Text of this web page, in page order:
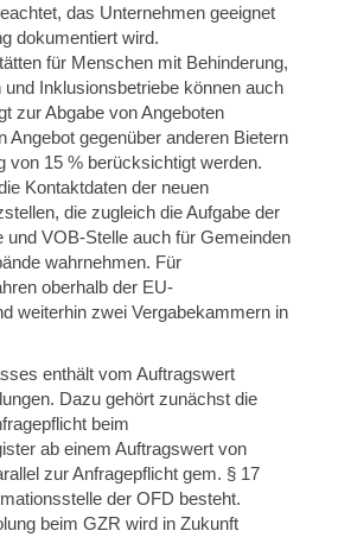
das Unternehmen geeignet
dokumentiert wird.
für Menschen mit Behinderung,
Inklusionsbetriebe können auch
zur Abgabe von Angeboten
Angebot gegenüber anderen Bietern
von 15 % berücksichtigt werden.
Kontaktdaten der neuen
die zugleich die Aufgabe der
und VOB-Stelle auch für Gemeinden
wahrnehmen. Für
oberhalb der EU-
weiterhin zwei Vergabekammern in
enthält vom Auftragswert
Dazu gehört zunächst die
beim
ab einem Auftragswert von
zur Anfragepflicht gem. § 17
der OFD besteht.
beim GZR wird in Zukunft